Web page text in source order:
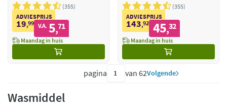
355
ADVIESPRIJS
19,99 V.A. 5,71
Maandag in huis
355
ADVIESPRIJS
143,92 45,32
Maandag in huis
pagina van 62Volgende
Wasmiddel